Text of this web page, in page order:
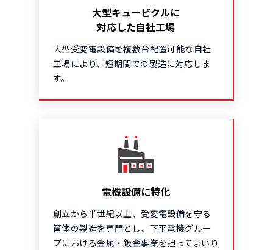
大型キュービクルに
対応した自社工場
大型受変電設備を複数台配置可能な自社
工場により、短期間での製造に対応しま
す。
電機設備に特化
創立から半世紀以上、受変電設備を守る
筐体の製造を専門とし、下平電機グルー
プにおける金属・鈑金事業を担ってまいり